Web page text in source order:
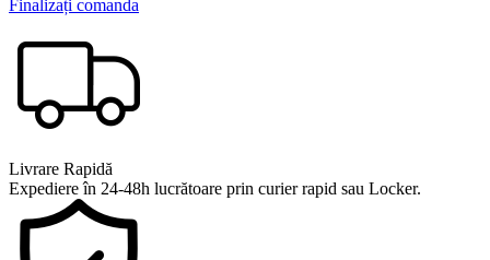
Finalizați comanda
Livrare Rapidă
Expediere în 24-48h lucrătoare prin curier rapid sau Locker.